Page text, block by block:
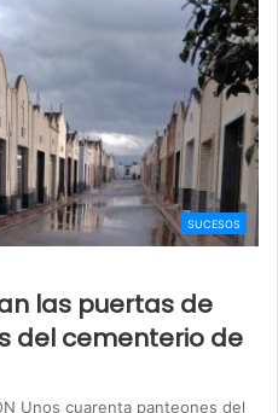
SUCESOS
las puertas de
del cementerio de
Unos cuarenta panteones del